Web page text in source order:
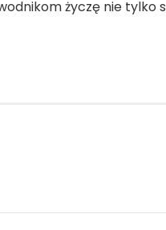
życzę nie